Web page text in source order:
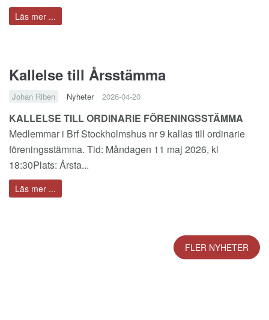
Läs mer ...
Kallelse till Årsstämma
Johan Riben Nyheter 2026-04-20
KALLELSE TILL ORDINARIE FÖRENINGSSTÄMMA
Medlemmar i Brf Stockholmshus nr 9 kallas till ordinarie
föreningsstämma. Tid: Måndagen 11 maj 2026, kl
18:30Plats: Årsta...
Läs mer ...
FLER NYHETER